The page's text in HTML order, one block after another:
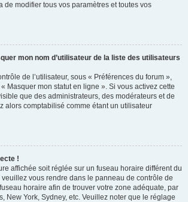
de modifier tous vos paramètres et toutes vos
mon nom d’utilisateur de la liste des utilisateurs
de l’utilisateur, sous « Préférences du forum »,
Masquer mon statut en ligne ». Si vous activez cette
que des administrateurs, des modérateurs et de
alors comptabilisé comme étant un utilisateur
!
affichée soit réglée sur un fuseau horaire différent du
veuillez vous rendre dans le panneau de contrôle de
horaire afin de trouver votre zone adéquate, par
New York, Sydney, etc. Veuillez noter que le réglage